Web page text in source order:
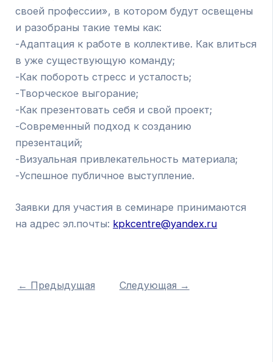
своей профессии», в котором будут освещены
и разобраны такие темы как:
-Адаптация к работе в коллективе. Как влиться
в уже существующую команду;
-Как побороть стресс и усталость;
-Творческое выгорание;
-Как презентовать себя и свой проект;
-Современный подход к созданию
презентаций;
-Визуальная привлекательность материала;
-Успешное публичное выступление.
Заявки для участия в семинаре принимаются
на адрес эл.почты: kpkcentre@yandex.ru
← Предыдущая Следующая →